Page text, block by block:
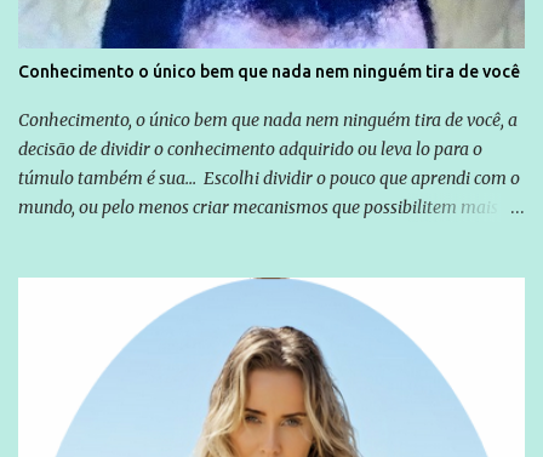
Conhecimento o único bem que nada nem ninguém tira de você
Conhecimento, o único bem que nada nem ninguém tira de você, a
decisão de dividir o conhecimento adquirido ou leva lo para o
túmulo também é sua... Escolhi dividir o pouco que aprendi com o
mundo, ou pelo menos criar mecanismos que possibilitem mais e
empreendedor da comunicação, que além de informação
cotidiana, corriqueira e cada vez mais preocupantes, do tipo que
você já esta acostumado a ver neste espaço, vou trabalhar a ideia
que possibilite distribuir não só informações, mas que gere de
forma consistente a riqueza do conhecimento... Exemplo: o
cidadão brasileiro não precisa só ser informado sobre operações